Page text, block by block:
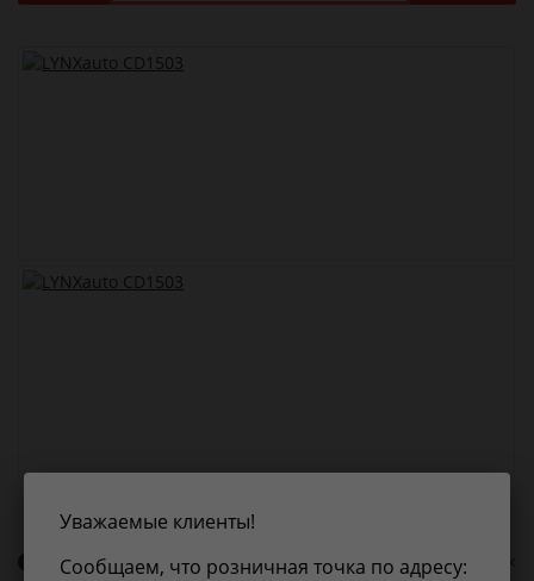
О бренде LYNXauto 0 оценок
Уважаемые клиенты!
Сообщаем, что розничная точка по адресу: